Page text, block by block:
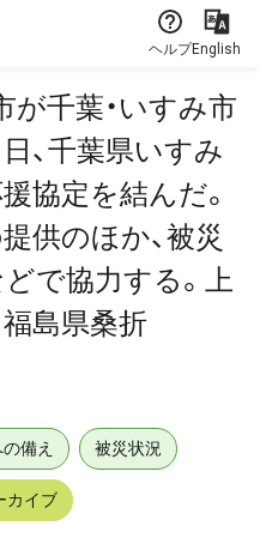
ヘルプEnglish
が千葉・いすみ市
、千葉県いすみ
協定を結んだ。
供のほか、被災
で協力する。上
島県桑折
備え 被災状況
カイブ